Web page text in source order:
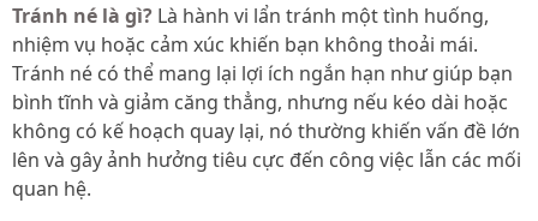
Tránh né là gì? Là hành vi lẩn tránh một tình huống,
nhiệm vụ hoặc cảm xúc khiến bạn không thoải mái.
Tránh né có thể mang lại lợi ích ngắn hạn như giúp bạn
bình tĩnh và giảm căng thẳng, nhưng nếu kéo dài hoặc
không có kế hoạch quay lại, nó thường khiến vấn đề lớn
lên và gây ảnh hưởng tiêu cực đến công việc lẫn các mối
quan hệ.